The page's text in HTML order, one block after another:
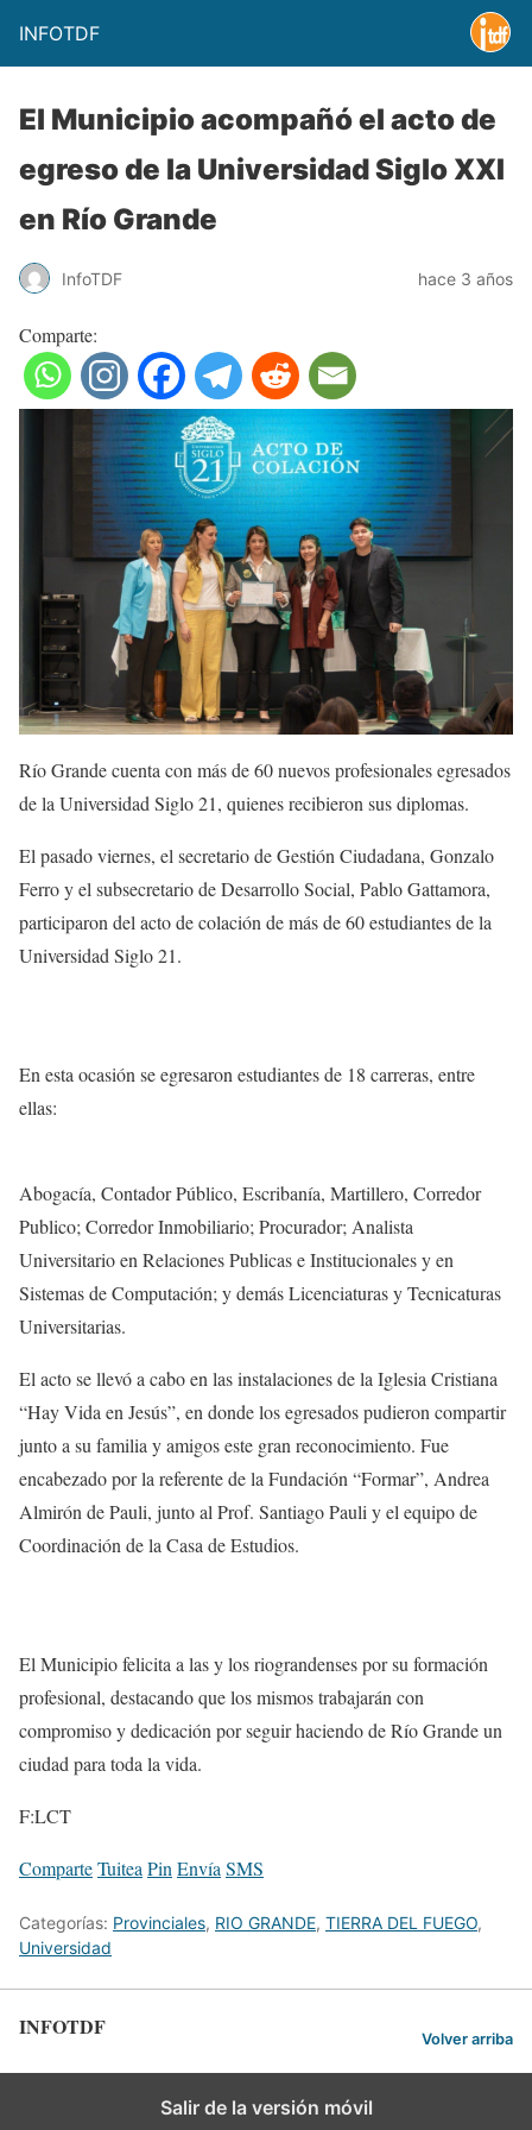
INFOTDF
El Municipio acompañó el acto de
egreso de la Universidad Siglo XXI
en Río Grande
InfoTDF hace 3 años
Comparte:
Río Grande cuenta con más de 60 nuevos profesionales egresados
de la Universidad Siglo 21, quienes recibieron sus diplomas.
El pasado viernes, el secretario de Gestión Ciudadana, Gonzalo
Ferro y el subsecretario de Desarrollo Social, Pablo Gattamora,
participaron del acto de colación de más de 60 estudiantes de la
Universidad Siglo 21.
En esta ocasión se egresaron estudiantes de 18 carreras, entre
ellas:
Abogacía, Contador Público, Escribanía, Martillero, Corredor
Publico; Corredor Inmobiliario; Procurador; Analista
Universitario en Relaciones Publicas e Institucionales y en
Sistemas de Computación; y demás Licenciaturas y Tecnicaturas
Universitarias.
El acto se llevó a cabo en las instalaciones de la Iglesia Cristiana
“Hay Vida en Jesús”, en donde los egresados pudieron compartir
junto a su familia y amigos este gran reconocimiento. Fue
encabezado por la referente de la Fundación “Formar”, Andrea
Almirón de Pauli, junto al Prof. Santiago Pauli y el equipo de
Coordinación de la Casa de Estudios.
El Municipio felicita a las y los riograndenses por su formación
profesional, destacando que los mismos trabajarán con
compromiso y dedicación por seguir haciendo de Río Grande un
ciudad para toda la vida.
F:LCT
ComparteTuitea Pin Envía SMS
Categorías: Provinciales, RIO GRANDE, TIERRA DEL FUEGO,
Universidad
INFOTDF Volver arriba
Salir de la versión móvil